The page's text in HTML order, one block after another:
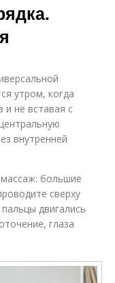
утром, когда
и не вставая с
внутренней
большие
сверху
двигались
глаза